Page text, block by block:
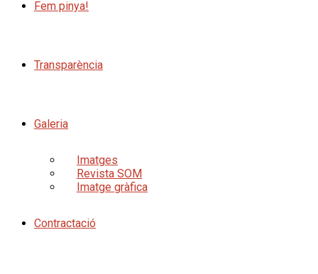
Fem pinya!
Transparència
Galeria
Imatges
Revista SOM
Imatge gràfica
Contractació